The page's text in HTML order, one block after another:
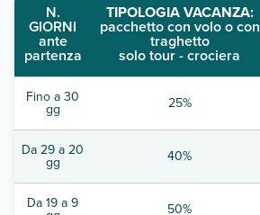
N.
GIORNI
ante
partenza
TIPOLOGIA VACANZA:
pacchetto con volo o con
traghetto
solo tour - crociera
Fino a 30
gg 25%
Da 29 a 20
gg 40%
Da 19 a 9 50%